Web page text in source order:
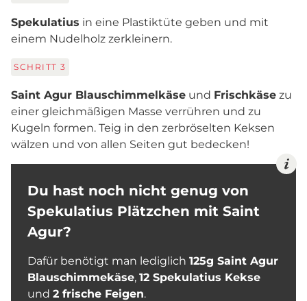
Spekulatius in eine Plastiktüte geben und mit
einem Nudelholz zerkleinern.
SCHRITT 3
Saint Agur Blauschimmelkäse und Frischkäse zu
einer gleichmäßigen Masse verrühren und zu
Kugeln formen. Teig in den zerbröselten Keksen
wälzen und von allen Seiten gut bedecken!
Du hast noch nicht genug von
Spekulatius Plätzchen mit Saint
Agur?
Dafür benötigt man lediglich 125g Saint Agur
Blauschimmekäse, 12 Spekulatius Kekse
und 2 frische Feigen.